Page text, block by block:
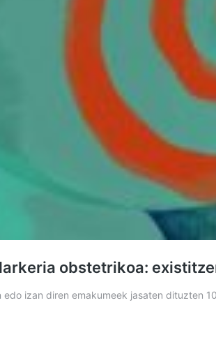
obstetrikoa:
edo izan diren emakumeek jasaten